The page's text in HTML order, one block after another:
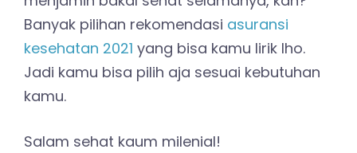
Banyak pilihan rekomendasi asuransi
kesehatan 2021 yang bisa kamu lirik lho.
Jadi kamu bisa pilih aja sesuai kebutuhan
kamu.
Salam sehat kaum milenial!